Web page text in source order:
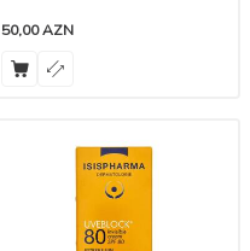
50,00AZN